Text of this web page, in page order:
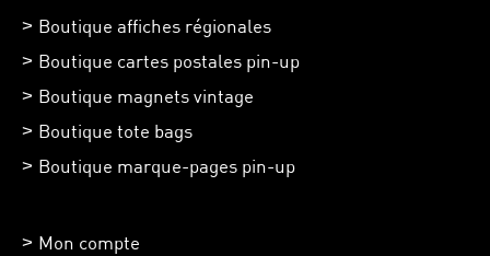
Boutique affiches régionales
Boutique cartes postales pin-up
Boutique magnets vintage
Boutique tote bags
Boutique marque-pages pin-up
Mon compte